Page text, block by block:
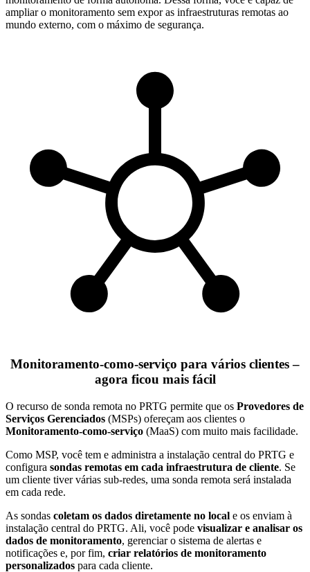
ampliar o monitoramento sem expor as infraestruturas remotas ao
mundo externo, com o máximo de segurança.
Monitoramento-como-serviço para vários clientes –
agora ficou mais fácil
O recurso de sonda remota no PRTG permite que os Provedores de
Serviços Gerenciados (MSPs) ofereçam aos clientes o
Monitoramento-como-serviço (MaaS) com muito mais facilidade.
Como MSP, você tem e administra a instalação central do PRTG e
configura sondas remotas em cada infraestrutura de cliente. Se
um cliente tiver várias sub-redes, uma sonda remota será instalada
em cada rede.
As sondas coletam os dados diretamente no local e os enviam à
instalação central do PRTG. Ali, você pode visualizar e analisar os
dados de monitoramento, gerenciar o sistema de alertas e
notificações e, por fim, criar relatórios de monitoramento
personalizados para cada cliente.